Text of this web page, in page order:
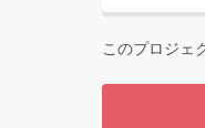
このプロジェ